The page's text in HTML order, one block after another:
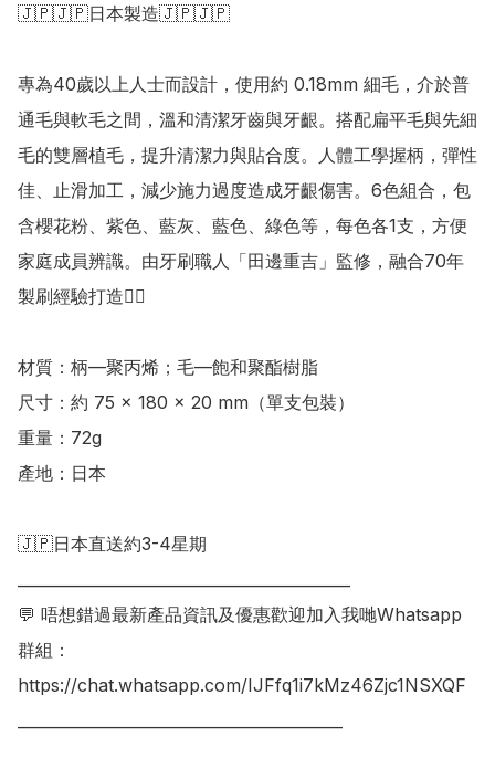
🇯🇵🇯🇵日本製造🇯🇵🇯🇵
專為40歲以上人士而設計，使用約 0.18mm 細毛，介於普
通毛與軟毛之間，溫和清潔牙齒與牙齦。搭配扁平毛與先細
毛的雙層植毛，提升清潔力與貼合度。人體工學握柄，彈性
佳、止滑加工，減少施力過度造成牙齦傷害。6色組合，包
含櫻花粉、紫色、藍灰、藍色、綠色等，每色各1支，方便
家庭成員辨識。由牙刷職人「田邊重吉」監修，融合70年
製刷經驗打造👍🏻
材質：柄—聚丙烯；毛—飽和聚酯樹脂
尺寸：約 75 × 180 × 20 mm（單支包裝）
重量：72g
產地：日本
🇯🇵日本直送約3-4星期
💬 唔想錯過最新產品資訊及優惠歡迎加入我哋Whatsapp
群組：
https://chat.whatsapp.com/IJFfq1i7kMz46Zjc1NSXQF